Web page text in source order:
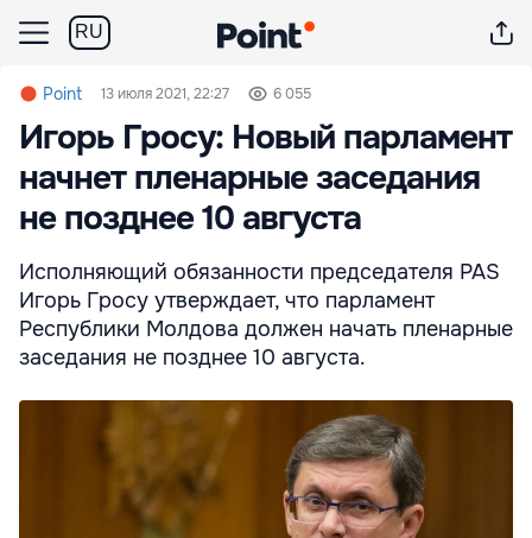
RU
Point 13 июля 2021, 22:27 6 055
Игорь Гросу: Новый парламент
начнет пленарные заседания
не позднее 10 августа
Исполняющий обязанности председателя PAS
Игорь Гросу утверждает, что парламент
Республики Молдова должен начать пленарные
заседания не позднее 10 августа.